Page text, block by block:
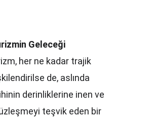
Geleceği
her ne kadar trajik
de, aslında
derinliklerine inen ve
teşvik eden bir